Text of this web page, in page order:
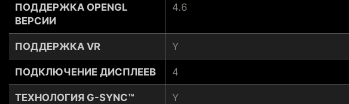
ПОДДЕРЖКА OPENGL
ВЕРСИИ
ПОДДЕРЖКА VR
ПОДКЛЮЧЕНИЕ ДИСПЛЕЕВ
ТЕХНОЛОГИЯ G-SYNC™
4.6
Y
4
Y